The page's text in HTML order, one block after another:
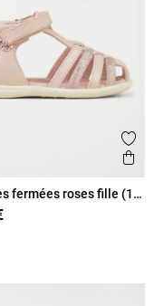
fermées roses fille (18-